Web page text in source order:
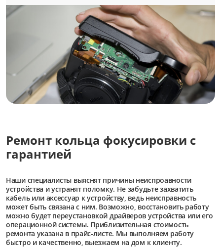
Ремонт кольца фокусировки с
гарантией
Наши специалисты выяснят причины неиспроавности
устройства и устранят поломку. Не забудьте захватить
кабель или аксессуар к устройству, ведь неисправность
может быть связана с ним. Возможно, восстановить работу
можно будет переустановкой драйверов устройства или его
операционной системы. Приблизительная стоимость
ремонта указана в прайс-листе. Мы выполняем работу
быстро и качественно, выезжаем на дом к клиенту.